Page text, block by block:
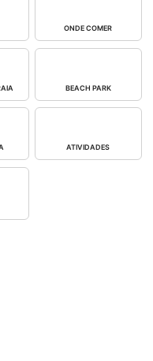
ONDE COMER
BEACH PARK
ATIVIDADES